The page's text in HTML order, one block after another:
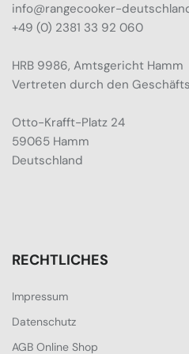
info@rangecooker-
+49 (0) 2381 33 92 060
HRB 9986, Amtsgericht Hamm
Vertreten durch den
Otto-Krafft-Platz 24
59065 Hamm
Deutschland
RECHTLICHES
Impressum
Datenschutz
AGB Online Shop